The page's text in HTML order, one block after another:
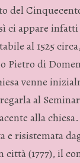
del
ci appare
al 1525
Pietro di
venne
al
alla
e risistemata
(1777), il